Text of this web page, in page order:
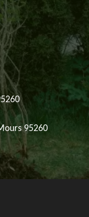
95260